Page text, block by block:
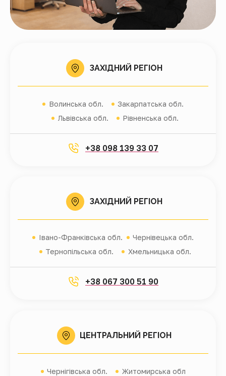
ЗАХІДНИЙ РЕГІОН
Волинська обл.
Закарпатська обл.
Львівська обл.
Рівненська обл.
+38 098 139 33 07
ЗАХІДНИЙ РЕГІОН
Івано-Франківська обл.
Чернівецька обл.
Тернопільська обл.
Хмельницька обл.
+38 067 300 51 90
ЦЕНТРАЛЬНИЙ РЕГІОН
Чернігівська обл.
Житомирська обл